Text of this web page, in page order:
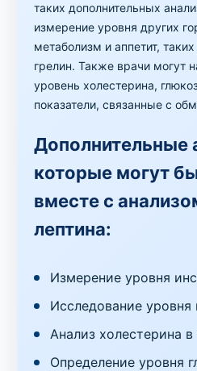
таких дополнительных
измерение уровня других
метаболизм и аппетит,
грелин. Также врачи могут
уровень холестерина,
показатели, связанные с
Дополнительные
которые могут
вместе с
лептина:
Измерение уровня
Исследование уровня
Анализ холестерина в
Определение уровня